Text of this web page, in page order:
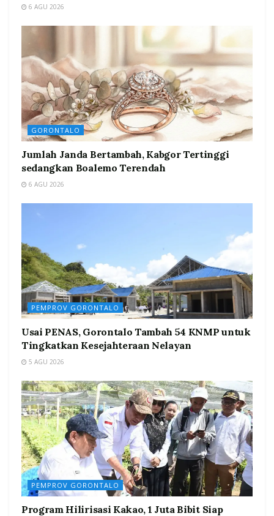
6 AGU 2026
GORONTALO
Jumlah Janda Bertambah, Kabgor Tertinggi
sedangkan Boalemo Terendah
6 AGU 2026
PEMPROV GORONTALO
Usai PENAS, Gorontalo Tambah 54 KNMP untuk
Tingkatkan Kesejahteraan Nelayan
5 AGU 2026
PEMPROV GORONTALO
Program Hilirisasi Kakao, 1 Juta Bibit Siap